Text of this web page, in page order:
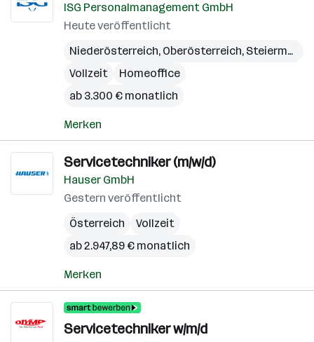
ISG Personalmanagement GmbH
Heute veröffentlicht
Niederösterreich, Oberösterreich, Steiermark
Vollzeit
Homeoffice
ab 3.300 € monatlich
Merken
Servicetechniker (m/w/d)
Hauser GmbH
Gestern veröffentlicht
Österreich
Vollzeit
ab 2.947,89 € monatlich
Merken
Servicetechniker w/m/d